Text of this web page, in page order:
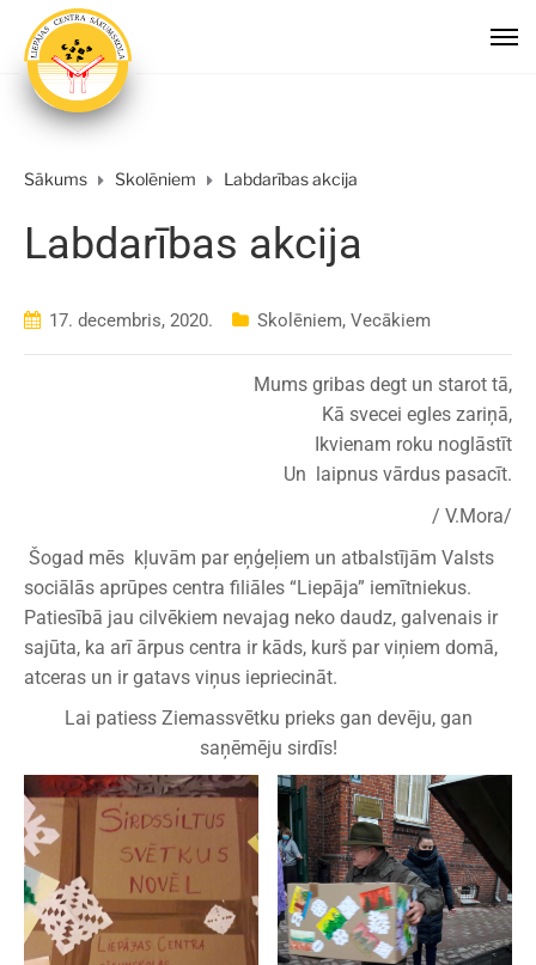
Sākums Skolēniem Labdarības akcija
Labdarības akcija
17. decembris, 2020. Skolēniem, Vecākiem
Mums gribas degt un starot tā,
Kā svecei egles zariņā,
Ikvienam roku noglāstīt
Un laipnus vārdus pasacīt.
/ V.Mora/
Šogad mēs kļuvām par eņģeļiem un atbalstījām Valsts
sociālās aprūpes centra filiāles “Liepāja” iemītniekus.
Patiesībā jau cilvēkiem nevajag neko daudz, galvenais ir
sajūta, ka arī ārpus centra ir kāds, kurš par viņiem domā,
atceras un ir gatavs viņus iepriecināt.
Lai patiess Ziemassvētku prieks gan devēju, gan
saņēmēju sirdīs!